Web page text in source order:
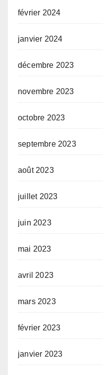
février 2024
janvier 2024
décembre 2023
novembre 2023
octobre 2023
septembre 2023
août 2023
juillet 2023
juin 2023
mai 2023
avril 2023
mars 2023
février 2023
janvier 2023